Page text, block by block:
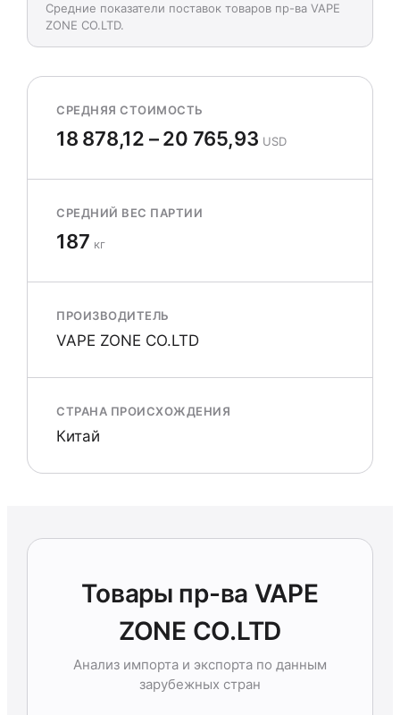
Средние показатели поставок товаров пр-ва VAPE
ZONE CO.LTD.
СРЕДНЯЯ СТОИМОСТЬ
18 878,12 – 20 765,93 USD
СРЕДНИЙ ВЕС ПАРТИИ
187 кг
ПРОИЗВОДИТЕЛЬ
VAPE ZONE CO.LTD
СТРАНА ПРОИСХОЖДЕНИЯ
Китай
Товары пр-ва VAPE
ZONE CO.LTD
Анализ импорта и экспорта по данным
зарубежных стран